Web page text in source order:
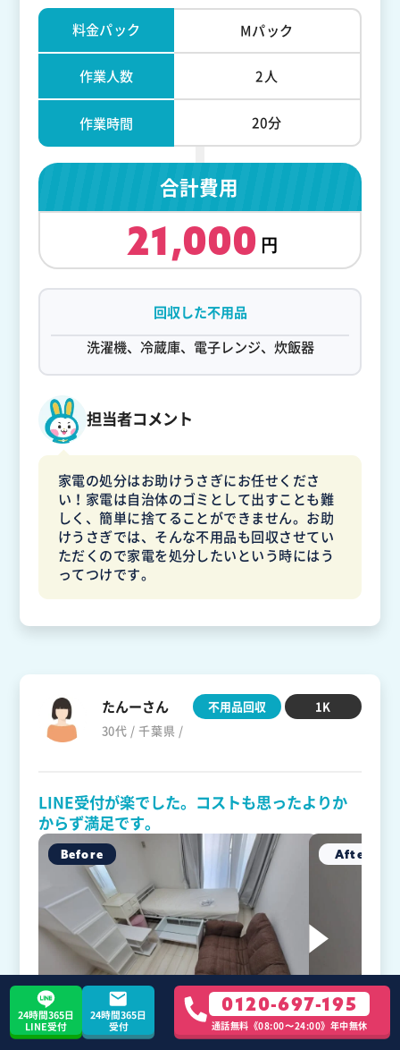
料金パック Mパック
作業人数 2人
作業時間 20分
合計費用
21,000
回収した不用品
洗濯機、冷蔵庫、電子レンジ、炊飯器
担当者コメント
家電の処分はお助けうさぎにお任せくださ
い！家電は自治体のゴミとして出すことも難
しく、簡単に捨てることができません。お助
けうさぎでは、そんな不用品も回収させてい
ただくので家電を処分したいという時にはう
ってつけです。
たんーさん
30代 / 千葉県 /
不用品回収 1K
LINE受付が楽でした。コストも思ったよりか
からず満足です。
24時間365日
LINE受付
24時間365日
受付
0120-697-195
通話無料《08:00〜24:00》年中無休